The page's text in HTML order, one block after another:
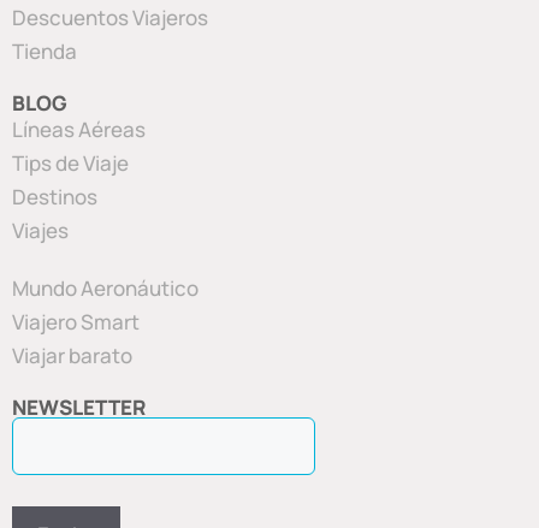
Descuentos Viajeros
Tienda
BLOG
Líneas Aéreas
Tips de Viaje
Destinos
Viajes
Mundo Aeronáutico
Viajero Smart
Viajar barato
NEWSLETTER